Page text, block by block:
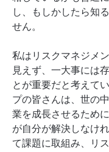
し、もしかしたら知
せん。
私はリスクマネジメ
見えず、一大事には
とが重要だと考えて
プの皆さんは、世の
業を成長させるため
が自分が解決しなけ
て課題に取組み、リ